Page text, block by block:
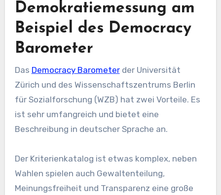
Demokratiemessung am
Beispiel des Democracy
Barometer
Das Democracy Barometerder Universität
Zürich und des Wissenschaftszentrums Berlin
für Sozialforschung (WZB) hat zwei Vorteile. Es
ist sehr umfangreich und bietet eine
Beschreibung in deutscher Sprache an.
Der Kriterienkatalog ist etwas komplex, neben
Wahlen spielen auch Gewaltenteilung,
Meinungsfreiheit und Transparenz eine große